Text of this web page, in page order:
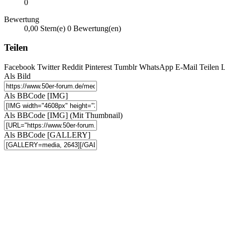
0
Bewertung
0,00 Stern(e) 0 Bewertung(en)
Teilen
Facebook Twitter Reddit Pinterest Tumblr WhatsApp E-Mail Teilen
Als Bild
Als BBCode [IMG]
Als BBCode [IMG] (Mit Thumbnail)
Als BBCode [GALLERY]